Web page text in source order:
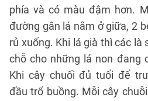
phía và có màu đậm hơn.
đường gân lá nằm ở giữa, 2
rủ xuống. Khi lá già thì các
chỗ cho những lá non đang
Khi cây chuối đủ tuổi để
đầu trổ buồng. Mỗi cây